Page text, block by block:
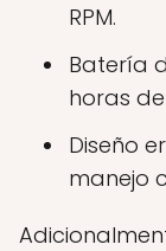
RPM.
Batería
horas
Diseño
manejo